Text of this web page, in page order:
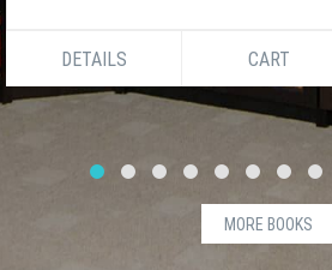
DETAILS CART
MORE BOOKS